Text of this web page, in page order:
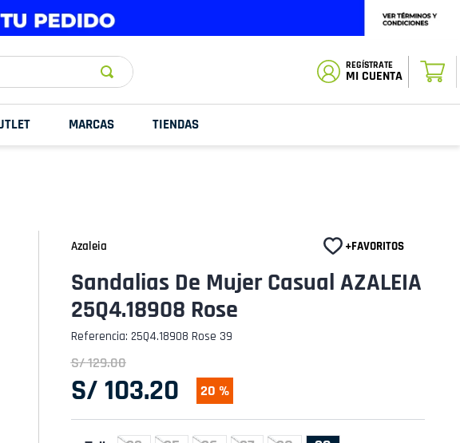
MI CUENTA
MARCAS TIENDAS
Azaleia
Sandalias De Mujer Casual AZALEIA
25Q4.18908 Rose
Referencia: 25Q4.18908 Rose 39
S/129.00
S/ 103.20 20 %